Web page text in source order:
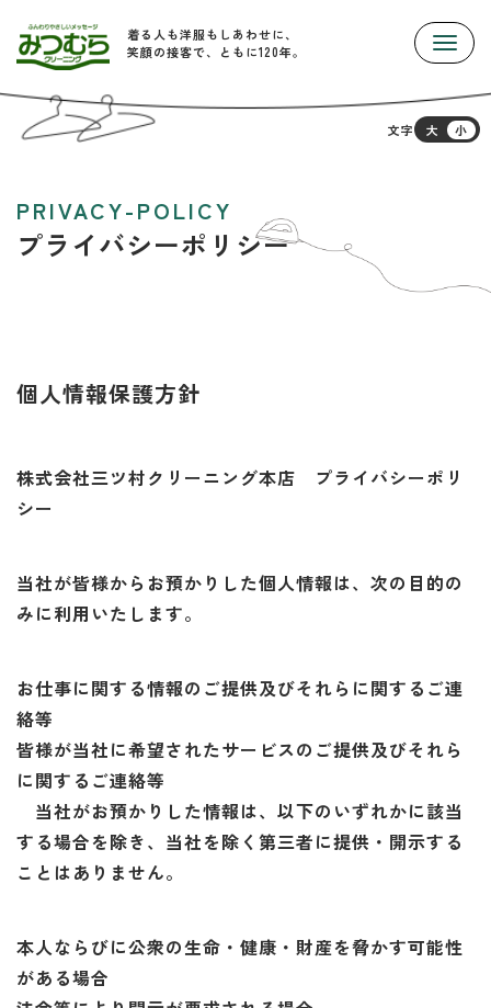
着る人も洋服もしあわせに、
笑顔の接客で、ともに120年。
文字 大 小
PRIVACY-POLICY
プライバシーポリシー
個人情報保護方針
株式会社三ツ村クリーニング本店 プライバシーポリ
シー
当社が皆様からお預かりした個人情報は、次の目的の
みに利用いたします。
お仕事に関する情報のご提供及びそれらに関するご連
絡等
皆様が当社に希望されたサービスのご提供及びそれら
に関するご連絡等
当社がお預かりした情報は、以下のいずれかに該当
する場合を除き、当社を除く第三者に提供・開示する
ことはありません。
本人ならびに公衆の生命・健康・財産を脅かす可能性
がある場合